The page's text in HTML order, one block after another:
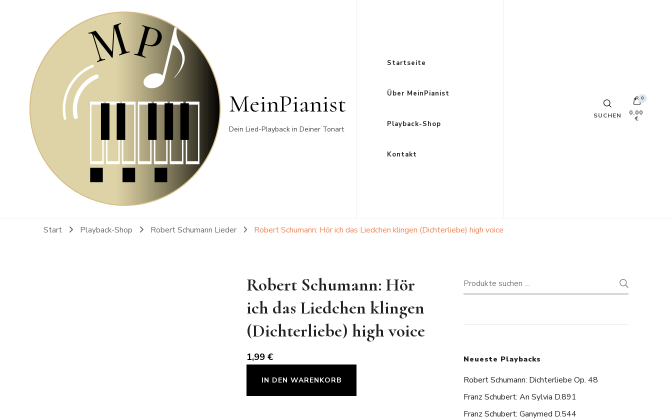
MeinPianist
Dein Lied-Playback in Deiner Tonart
Startseite
Über MeinPianist
Playback-Shop
Kontakt
SUCHEN
0
0,00
€
Start Playback-Shop Robert Schumann Lieder Robert Schumann: Hör ich das Liedchen klingen (Dichterliebe) high voice
Robert Schumann: Hör
ich das Liedchen klingen
(Dichterliebe) high voice
1,99 €
IN DEN WARENKORB
Suchen
nach:
Neueste Playbacks
Robert Schumann: Dichterliebe Op. 48
Franz Schubert: An Sylvia D.891
Franz Schubert: Ganymed D.544